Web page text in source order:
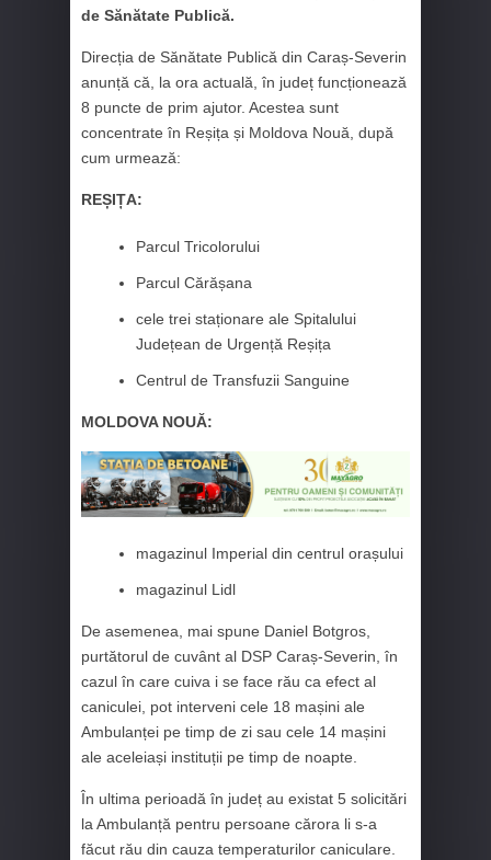
de Sănătate Publică.
Direcția de Sănătate Publică din Caraș-Severin
anunță că, la ora actuală, în județ funcționează
8 puncte de prim ajutor. Acestea sunt
concentrate în Reșița și Moldova Nouă, după
cum urmează:
REȘIȚA:
Parcul Tricolorului
Parcul Cărășana
cele trei staționare ale Spitalului
Județean de Urgență Reșița
Centrul de Transfuzii Sanguine
MOLDOVA NOUĂ:
magazinul Imperial din centrul orașului
magazinul Lidl
De asemenea, mai spune Daniel Botgros,
purtătorul de cuvânt al DSP Caraș-Severin, în
cazul în care cuiva i se face rău ca efect al
caniculei, pot interveni cele 18 mașini ale
Ambulanței pe timp de zi sau cele 14 mașini
ale aceleiași instituții pe timp de noapte.
În ultima perioadă în județ au existat 5 solicitări
la Ambulanță pentru persoane cărora li s-a
făcut rău din cauza temperaturilor caniculare.